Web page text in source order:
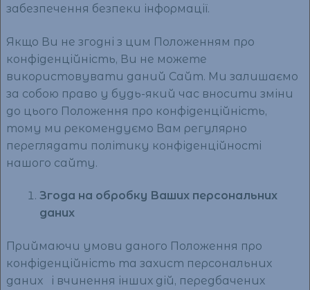
забезпечення безпеки інформації.
Якщо Ви не згодні з цим Положенням про
конфіденційність, Ви не можете
використовувати даний Сайт. Ми залишаємо
за собою право у будь-який час вносити зміни
до цього Положення про конфіденційність,
тому ми рекомендуємо Вам регулярно
переглядати політику конфіденційності
нашого сайту.
Згода на обробку Ваших персональних
даних
Приймаючи умови даного Положення про
конфіденційність та захист персональних
даних і вчинення інших дій, передбачених